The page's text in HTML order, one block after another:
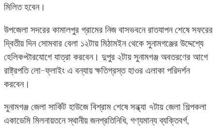
মিলিত হবেন।
উপজেলা সদরের কামালপুর গ্রামের নিজ বাসভবনে রাতযাপন শেষে সফরের
দ্বিতীয় দিন সোমবার বেলা ১২টায় মিঠামইন থেকে সুনামগঞ্জের উদ্দেশ্যে
হেলিকপ্টারযোগে যাত্রা করবেন। দুপুর ২টায় সুনামগঞ্জ অবতরণের আগে
রাষ্ট্রপতি লো-ফ্লাইং এ বন্যায় ক্ষতিগ্রস্ত হাওর এলাকা পরিদর্শন
করবেন।
সুনামগঞ্জ জেলা সার্কিট হাউজে বিশ্রাম শেষে সন্ধ্যা ৭টায় জেলা শিল্পকলা
একাডেমি মিলনায়তনে স্থানীয় জনপ্রতিনিধি, গণ্যমান্য ব্যক্তিবর্গ,